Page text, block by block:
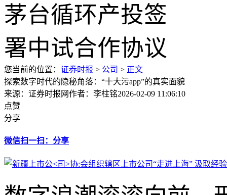
您当前的位置： 证券时报 > 公司 > 正文
探索数字时代的隐秘角落：“十大污app”的真实面貌
来源：证券时报网作者：李柱铭2026-02-09 11:06:10
点赞
分享
微信扫一扫：分享